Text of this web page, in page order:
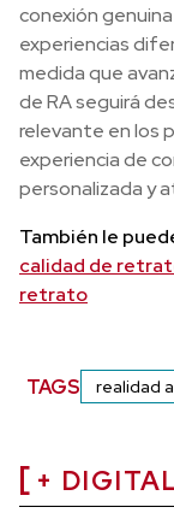
conexión
experiencias
medida que
de RA seguirá
relevante en los
experiencia de
personalizada y
También le
calidad de
retrato
TAGS realidad
+